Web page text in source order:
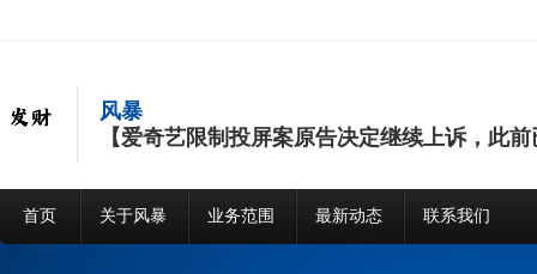
风暴
【爱奇艺限制投屏案原告决定继续上诉，此
首页 关于风暴 业务范围 最新动态 联系我们